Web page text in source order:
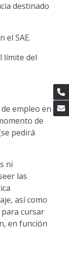
destinado
el SAE.
límite del
empleo en
de
pedirá
ni
las
así como
para cursar
en función